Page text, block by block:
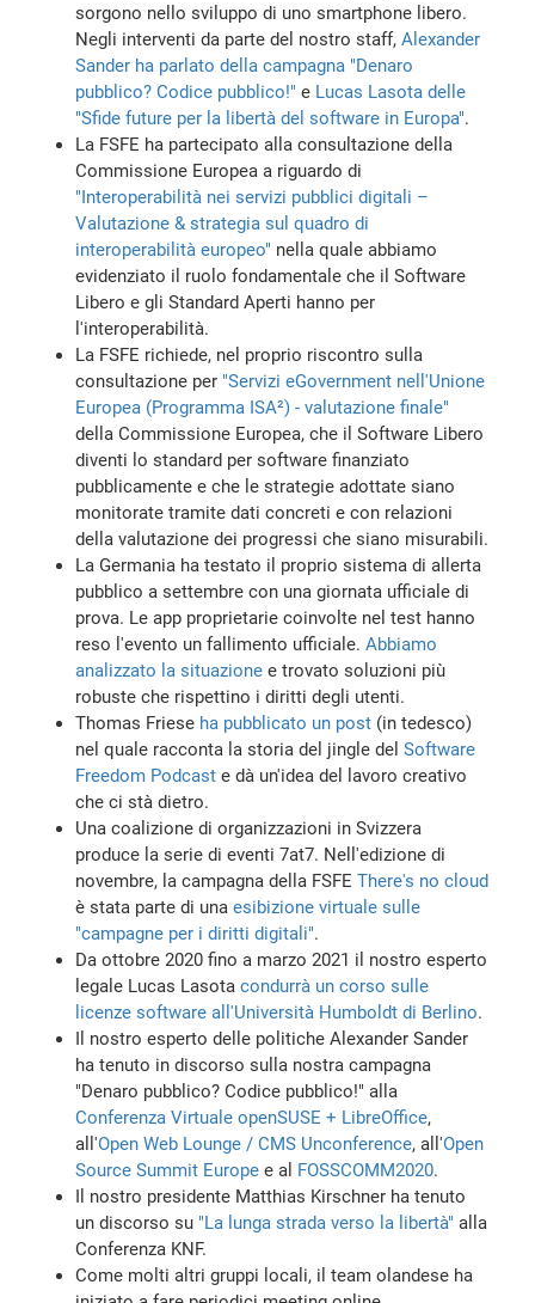
sorgono nello sviluppo di uno smartphone libero.
Negli interventi da parte del nostro staff,Alexander
Sander ha parlato della campagna "Denaro
pubblico? Codice pubblico!" e Lucas Lasota delle
"Sfide future per la libertà del software in Europa".
La FSFE ha partecipato alla consultazione della
Commissione Europea a riguardo di
"Interoperabilità nei servizi pubblici digitali –
Valutazione & strategia sul quadro di
interoperabilità europeo" nella quale abbiamo
evidenziato il ruolo fondamentale che il Software
Libero e gli Standard Aperti hanno per
l'interoperabilità.
La FSFE richiede, nel proprio riscontro sulla
consultazione per "Servizi eGovernment nell'Unione
Europea (Programma ISA²) - valutazione finale"
della Commissione Europea, che il Software Libero
diventi lo standard per software finanziato
pubblicamente e che le strategie adottate siano
monitorate tramite dati concreti e con relazioni
della valutazione dei progressi che siano misurabili.
La Germania ha testato il proprio sistema di allerta
pubblico a settembre con una giornata ufficiale di
prova. Le app proprietarie coinvolte nel test hanno
reso l'evento un fallimento ufficiale.Abbiamo
analizzato la situazione e trovato soluzioni più
robuste che rispettino i diritti degli utenti.
Thomas Friese ha pubblicato un post (in tedesco)
nel quale racconta la storia del jingle delSoftware
Freedom Podcast e dà un'idea del lavoro creativo
che ci stà dietro.
Una coalizione di organizzazioni in Svizzera
produce la serie di eventi 7at7. Nell'edizione di
novembre, la campagna della FSFEThere's no cloud
è stata parte di unaesibizione virtuale sulle
"campagne per i diritti digitali".
Da ottobre 2020 fino a marzo 2021 il nostro esperto
legale Lucas Lasotacondurrà un corso sulle
licenze software all'Università Humboldt di Berlino.
Il nostro esperto delle politiche Alexander Sander
ha tenuto in discorso sulla nostra campagna
"Denaro pubblico? Codice pubblico!" alla
Conferenza Virtuale openSUSE + LibreOffice,
all'Open Web Lounge / CMS Unconference, all'Open
Source Summit Europe e al FOSSCOMM2020.
Il nostro presidente Matthias Kirschner ha tenuto
un discorso su "La lunga strada verso la libertà" alla
Conferenza KNF.
Come molti altri gruppi locali, il team olandese ha